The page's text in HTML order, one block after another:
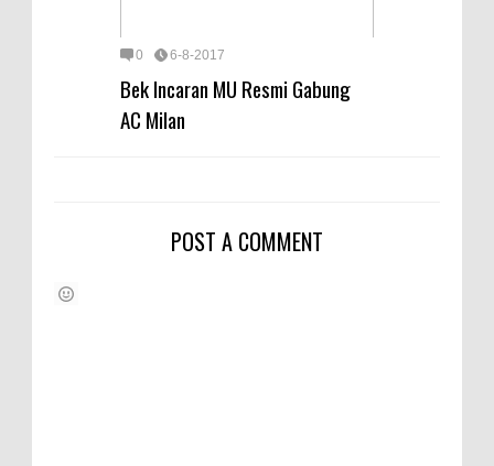
0 6-8-2017
Bek Incaran MU Resmi Gabung
AC Milan
POST A COMMENT